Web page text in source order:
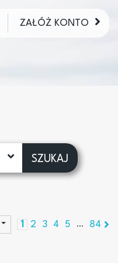
ZAŁÓŻ KONTO
SZUKAJ
1 2 3 4 5 ... 84